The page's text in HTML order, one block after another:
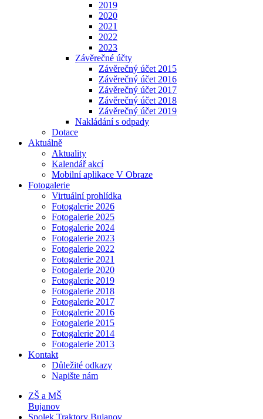
2019
2020
2021
2022
2023
Závěrečné účty
Závěrečný účet 2015
Závěrečný účet 2016
Závěrečný účet 2017
Závěrečný účet 2018
Závěrečný účet 2019
Nakládání s odpady
Dotace
Aktuálně
Aktuality
Kalendář akcí
Mobilní aplikace V Obraze
Fotogalerie
Virtuální prohlídka
Fotogalerie 2026
Fotogalerie 2025
Fotogalerie 2024
Fotogalerie 2023
Fotogalerie 2022
Fotogalerie 2021
Fotogalerie 2020
Fotogalerie 2019
Fotogalerie 2018
Fotogalerie 2017
Fotogalerie 2016
Fotogalerie 2015
Fotogalerie 2014
Fotogalerie 2013
Kontakt
Důležité odkazy
Napište nám
ZŠ a MŠ
Bujanov
Spolek Traktory Bujanov